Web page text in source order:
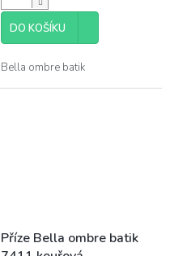
5
hvězdiček.
DO KOŠÍKU
Bella ombre batik
Příze Bella ombre batik